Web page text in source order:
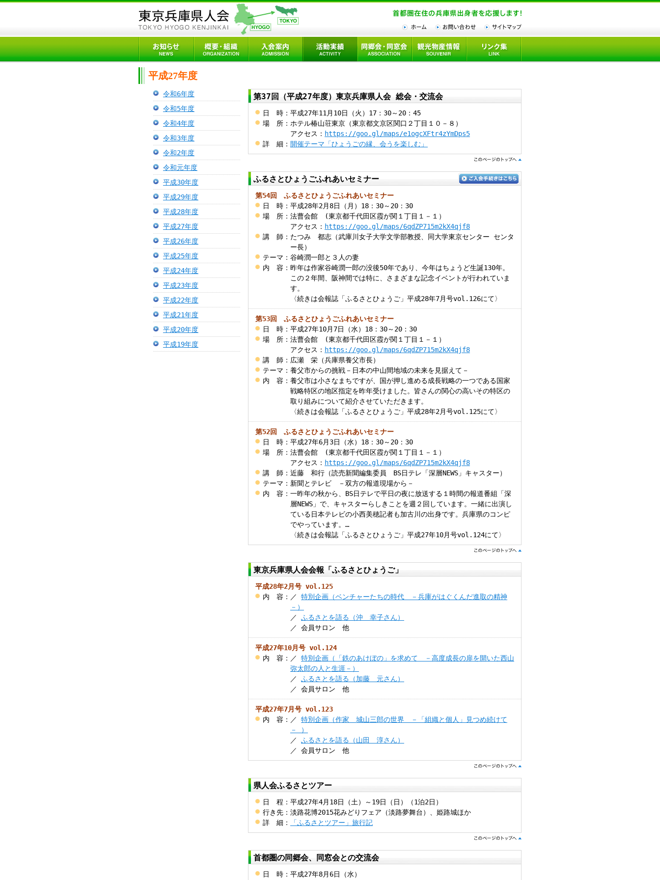
平成27年度
令和6年度
令和5年度
令和4年度
令和3年度
令和2年度
令和元年度
平成30年度
平成29年度
平成28年度
平成27年度
平成26年度
平成25年度
平成24年度
平成23年度
平成22年度
平成21年度
平成20年度
平成19年度
第37回（平成27年度）東京兵庫県人会 総会・交流会
日 時 ： 平成27年11月10日（火）17：30～20：45
場 所 ： ホテル椿山荘東京（東京都文京区関口２丁目１０－８）
アクセス： https://goo.gl/maps/e1ogcXFtr4zYmDps5
詳 細 ： 開催テーマ「ひょうごの縁、会うを楽しむ」
ふるさとひょうごふれあいセミナー
第54回 ふるさとひょうごふれあいセミナー
日 時 ： 平成28年2月8日（月）18：30～20：30
場 所 ： 法曹会館 (東京都千代田区霞が関１丁目１－１）
アクセス： https://goo.gl/maps/6qdZP715m2kX4qjf8
講 師 ： たつみ 都志（武庫川女子大学文学部教授、同大学東京センター センタ
ー長）
テーマ ： 谷崎潤一郎と３人の妻
内 容 ： 昨年は作家谷崎潤一郎の没後50年であり、今年はちょうど生誕130年。
この２年間、阪神間では特に、さまざまな記念イベントが行われていま
す。
〈続きは会報誌「ふるさとひょうご」平成28年7月号vol.126にて〉
第53回 ふるさとひょうごふれあいセミナー
日 時 ： 平成27年10月7日（水）18：30～20：30
場 所 ： 法曹会館 (東京都千代田区霞が関１丁目１－１）
アクセス： https://goo.gl/maps/6qdZP715m2kX4qjf8
講 師 ： 広瀬 栄（兵庫県養父市長）
テーマ ： 養父市からの挑戦－日本の中山間地域の未来を見据えて－
内 容 ： 養父市は小さなまちですが、国が押し進める成長戦略の一つである国家
戦略特区の地区指定を昨年受けました。皆さんの関心の高いその特区の
取り組みについて紹介させていただきます。
〈続きは会報誌「ふるさとひょうご」平成28年2月号vol.125にて〉
第52回 ふるさとひょうごふれあいセミナー
日 時 ： 平成27年6月3日（水）18：30～20：30
場 所 ： 法曹会館 (東京都千代田区霞が関１丁目１－１）
アクセス： https://goo.gl/maps/6qdZP715m2kX4qjf8
講 師 ： 近藤 和行（読売新聞編集委員 BS日テレ「深層NEWS」キャスター）
テーマ ： 新聞とテレビ －双方の報道現場から－
内 容 ： 一昨年の秋から、BS日テレで平日の夜に放送する１時間の報道番組「深
層NEWS」で、キャスターらしきことを週２回しています。一緒に出演し
ている日本テレビの小西美穂記者も加古川の出身です。兵庫県のコンピ
でやっています。…
〈続きは会報誌「ふるさとひょうご」平成27年10月号vol.124にて〉
東京兵庫県人会会報「ふるさとひょうご」
平成28年2月号 vol.125
内 容 ： ／ 特別企画（ベンチャーたちの時代 －兵庫がはぐくんだ進取の精神
－）
／ ふるさとを語る（沖 幸子さん）
／ 会員サロン 他
平成27年10月号 vol.124
内 容 ： ／ 特別企画（「鉄のあけぼの」を求めて －高度成長の扉を開いた西山
弥太郎の人と生涯－）
／ ふるさとを語る（加藤 元さん）
／ 会員サロン 他
平成27年7月号 vol.123
内 容 ： ／ 特別企画（作家 城山三郎の世界 －「組織と個人」見つめ続けて
－ ）
／ ふるさとを語る（山田 淳さん）
／ 会員サロン 他
県人会ふるさとツアー
日 程 ： 平成27年4月18日（土）～19日（日）（1泊2日）
行き先 ： 淡路花博2015花みどりフェア（淡路夢舞台）、姫路城ほか
詳 細 ： 「ふるさとツアー」旅行記
首都圏の同郷会、同窓会との交流会
日 時 ： 平成27年8月6日（水）